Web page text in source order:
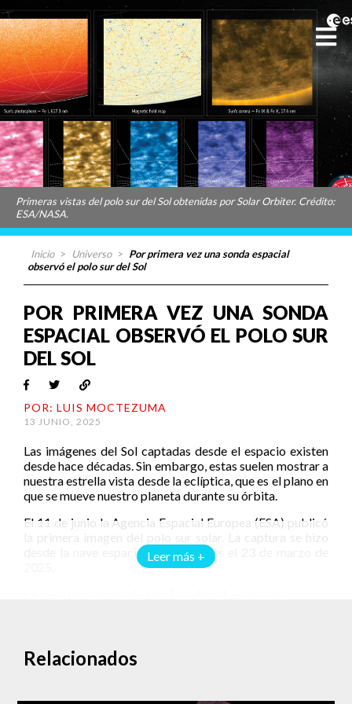
Primeras vistas del polo sur del Sol obtenidas por Solar Orbiter. Crédito:
ESA/NASA.
Inicio > Universo > Por primera vez una sonda espacial
observó el polo sur del Sol
Leer más +
POR PRIMERA VEZ UNA SONDA
ESPACIAL OBSERVÓ EL POLO SUR
DEL SOL
POR: LUIS MOCTEZUMA
13 JUNIO, 2025
Las imágenes del Sol captadas desde el espacio existen
desde hace décadas. Sin embargo, estas suelen mostrar a
nuestra estrella vista desde la eclíptica, que es el plano en
que se mueve nuestro planeta durante su órbita.
El 11 de junio la Agencia Espacial Europea (ESA) publicó
desde la nave espacial Solar Orbiter el 23 de marzo de
apreciar por primera vez uno de sus polos.
Relacionados